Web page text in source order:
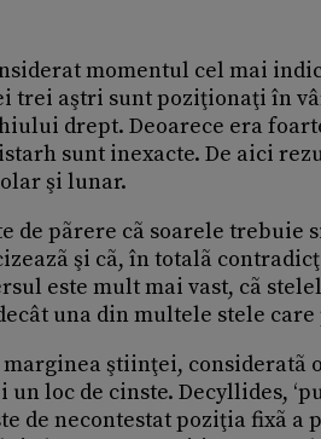
momentul cel mai
trei aştri sunt poziţionaţi în
drept. Deoarece era
sunt inexacte. De aici
şi lunar.
pãrere cã soarele trebuie
şi cã, în totalã
este mult mai vast, cã
una din multele stele
ştiinţei, consideratã
loc de cinste. Decyllides,
de necontestat poziţia fixã a